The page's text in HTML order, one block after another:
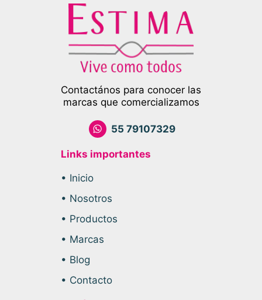
Contactános para conocer las
marcas que comercializamos
55 79107329
Links importantes
• Inicio
• Nosotros
• Productos
• Marcas
• Blog
• Contacto